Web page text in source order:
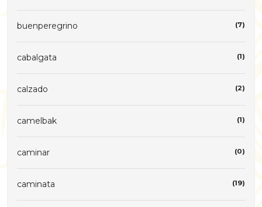
buenperegrino (7)
cabalgata (1)
calzado (2)
camelbak (1)
caminar (0)
caminata (19)